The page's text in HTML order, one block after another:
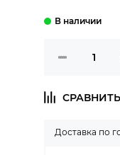
Доставка по